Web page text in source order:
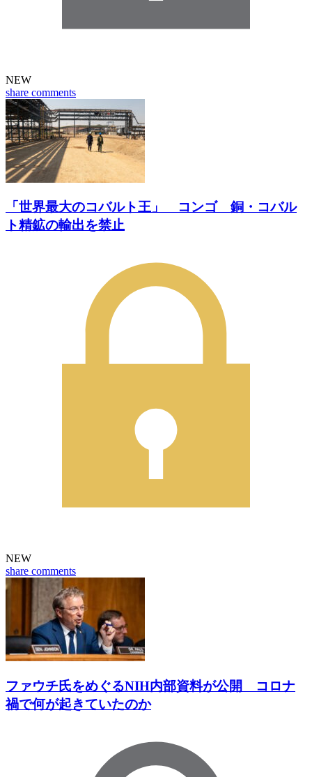
NEW
share comments
「世界最大のコバルト王」 コンゴ 銅・コバル
ト精鉱の輸出を禁止
NEW
share comments
ファウチ氏をめぐるNIH内部資料が公開 コロナ
禍で何が起きていたのか